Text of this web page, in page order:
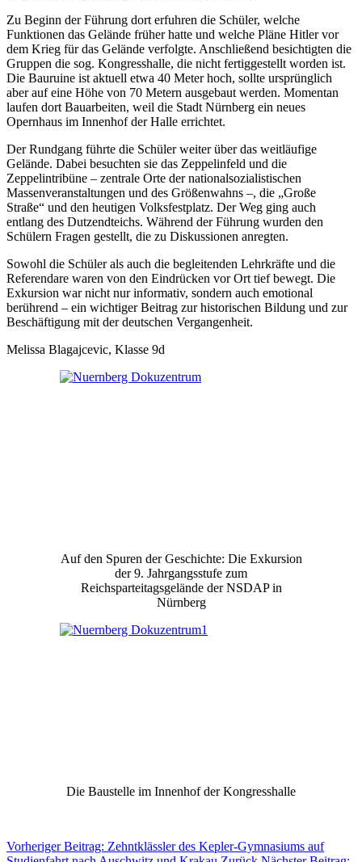
Zu Beginn der Führung dort erfuhren die Schüler, welche
Funktionen das Gelände früher hatte und welche Pläne Hitler vor
dem Krieg für das Gelände verfolgte. Anschließend besichtigten die
Gruppen die sog. Kongresshalle, die nicht fertiggestellt worden ist.
Die Bauruine ist aktuell etwa 40 Meter hoch, sollte ursprünglich
aber auf eine Höhe von 70 Metern ausgebaut werden. Momentan
laufen dort Bauarbeiten, weil die Stadt Nürnberg ein neues
Opernhaus im Innenhof der Halle errichtet.
Der Rundgang führte die Schüler weiter über das weitläufige
Gelände. Dabei besuchten sie das Zeppelinfeld und die
Zeppelintribüne – zentrale Orte der nationalsozialistischen
Massenveranstaltungen und des Größenwahns –, die „Große
Straße“ und den heutigen Volksfestplatz. Der Weg ging auch
entlang des Dutzendteichs. Während der Führung wurden den
Schülern Fragen gestellt, die zu Diskussionen anregten.
Sowohl die Schüler als auch die begleitenden Lehrkräfte und die
Referendare waren von den Eindrücken vor Ort tief bewegt. Die
Exkursion war nicht nur informativ, sondern auch emotional
berührend – ein wichtiger Beitrag zur historischen Bildung und zur
Beschäftigung mit der deutschen Vergangenheit.
Melissa Blagajcevic, Klasse 9d
Auf den Spuren der Geschichte: Die Exkursion
der 9. Jahrgangsstufe zum
Reichsparteitagsgelände der NSDAP in
Nürnberg
Die Baustelle im Innenhof der Kongresshalle
Vorheriger Beitrag: Zehntklässler des Kepler-Gymnasiums auf